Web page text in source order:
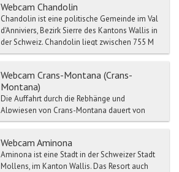
Webcam Chandolin
Chandolin ist eine politische Gemeinde im Val
d'Anniviers, Bezirk Sierre des Kantons Wallis in
der Schweiz. Chandolin liegt zwischen 755 M
bis 2700...
Webcam Crans-Montana (Crans-
Montana)
Die Auffahrt durch die Rebhänge und
Alpwiesen von Crans-Montana dauert von
Sitten aus ca. 35 Minuten, von Siders aus ca. 20
Webcam Aminona
Aminona ist eine Stadt in der Schweizer Stadt
Mollens, im Kanton Wallis. Das Resort auch